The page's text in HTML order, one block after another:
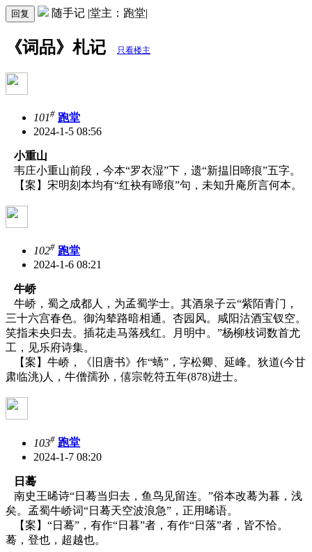
回复 随手记 |堂主：跑堂|
《词品》札记 只看楼主
101# 跑堂
2024-1-5 08:56
小重山
韦庄小重山前段，今本“罗衣湿”下，遗“新揾旧啼痕”五字。
【案】宋明刻本均有“红袂有啼痕”句，未知升庵所言何本。
102# 跑堂
2024-1-6 08:21
牛峤
牛峤，蜀之成都人，为孟蜀学士。其酒泉子云“紫陌青门，
三十六宫春色。御沟辇路暗相通。杏园风。咸阳沽酒宝钗空。
笑指未央归去。插花走马落残红。月明中。”杨柳枝词数首尤
工，见乐府诗集。
【案】牛峤，《旧唐书》作“蟜”，字松卿、延峰。狄道(今甘
肃临洮)人，牛僧孺孙，僖宗乾符五年(878)进士。
103# 跑堂
2024-1-7 08:20
日蓦
南史王晞诗“日蓦当归去，鱼鸟见留连。”俗本改蓦为暮，浅
矣。孟蜀牛峤词“日蓦天空波浪急”，正用晞语。
【案】 “日蓦”，有作“日暮”者，有作“日落”者，皆不恰。
蓦，登也，超越也。